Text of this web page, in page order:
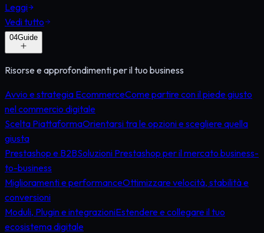
Leggi
Vedi tutto
04Guide
Risorse e approfondimenti per il tuo business
Avvio e strategia EcommerceCome partire con il piede giusto
nel commercio digitale
Scelta PiattaformaOrientarsi tra le opzioni e scegliere quella
giusta
Prestashop e B2BSoluzioni Prestashop per il mercato business-
to-business
Miglioramenti e performanceOttimizzare velocità, stabilità e
conversioni
Moduli, Plugin e integrazioniEstendere e collegare il tuo
ecosistema digitale